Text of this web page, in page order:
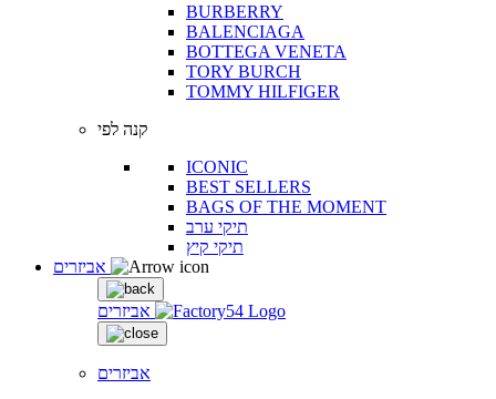
BURBERRY
BALENCIAGA
BOTTEGA VENETA
TORY BURCH
TOMMY HILFIGER
קנה לפי
ICONIC
BEST SELLERS
BAGS OF THE MOMENT
תיקי ערב
תיקי קיץ
אביזרים
אביזרים